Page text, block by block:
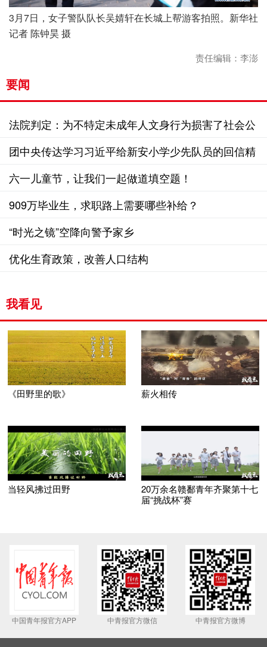
3月7日，女子警队队长吴婧轩在长城上帮游客拍照。新华社
记者 陈钟昊 摄
责任编辑：李澎
要闻
法院判定：为不特定未成年人文身行为损害了社会公
共利益
团中央传达学习习近平给新安小学少先队员的回信精
神
六一儿童节，让我们一起做道填空题！
909万毕业生，求职路上需要哪些补给？
“时光之镜”空降向警予家乡
优化生育政策，改善人口结构
我看见
《田野里的歌》 薪火相传
当轻风拂过田野
20万余名赣鄱青年齐聚第十七
届“挑战杯”赛
中国青年报官方APP 中青报官方微信 中青报官方微博